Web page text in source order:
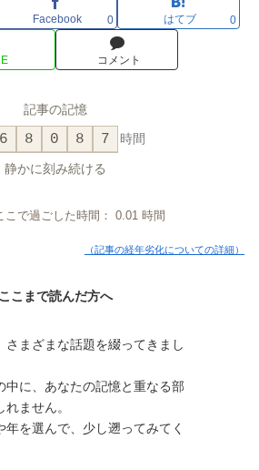
Facebook 0 はてブ 0
コメント
記事の記憶
6 8 0 8 7 時間
静かに刻み続ける
こで過ごした時間： 0.01時間
（記事の経年劣化についての詳細）
ここまで読んだ方へ
さまざまな話題を綴ってきまし
中に、あなたの記憶と重なる部
ません。
年を選んで、少し遡ってみてく